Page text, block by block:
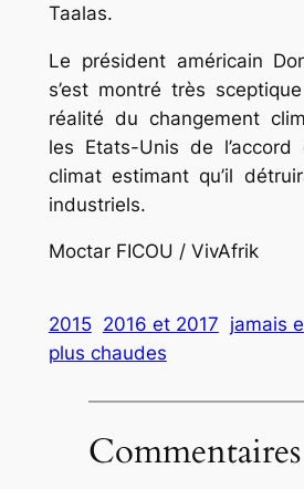
Taalas.
Le président américain
s’est montré très
réalité du changement
les Etats-Unis de
climat estimant qu’il
industriels.
Moctar FICOU / VivAfrik
2015 2016 et 2017 jamais
plus chaudes
Commentaires